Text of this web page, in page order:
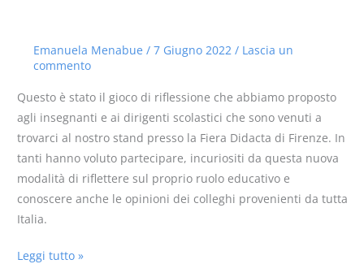
Emanuela Menabue / 7 Giugno 2022 / Lascia un
commento
Questo è stato il gioco di riflessione che abbiamo proposto
agli insegnanti e ai dirigenti scolastici che sono venuti a
trovarci al nostro stand presso la Fiera Didacta di Firenze. In
tanti hanno voluto partecipare, incuriositi da questa nuova
modalità di riflettere sul proprio ruolo educativo e
conoscere anche le opinioni dei colleghi provenienti da tutta
Italia.
Leggi tutto »